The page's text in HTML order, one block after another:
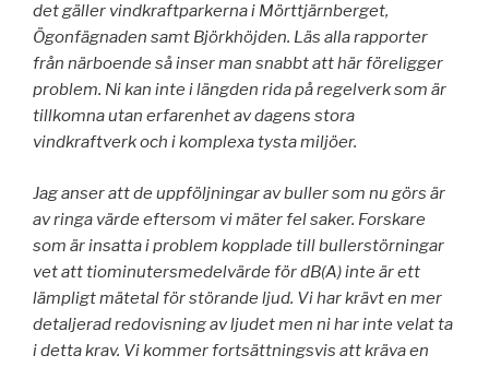
det gäller vindkraftparkerna i Mörttjärnberget,
Ögonfägnaden samt Björkhöjden. Läs alla rapporter
från närboende så inser man snabbt att här föreligger
problem. Ni kan inte i längden rida på regelverk som är
tillkomna utan erfarenhet av dagens stora
vindkraftverk och i komplexa tysta miljöer.
Jag anser att de uppföljningar av buller som nu görs är
av ringa värde eftersom vi mäter fel saker. Forskare
som är insatta i problem kopplade till bullerstörningar
vet att tiominutersmedelvärde för dB(A) inte är ett
lämpligt mätetal för störande ljud. Vi har krävt en mer
detaljerad redovisning av ljudet men ni har inte velat ta
i detta krav. Vi kommer fortsättningsvis att kräva en